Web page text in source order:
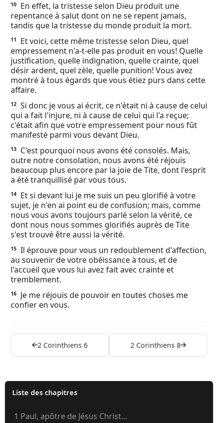
10
En effet, la tristesse selon Dieu produit une
repentance à salut dont on ne se repent jamais,
tandis que la tristesse du monde produit la mort.
11
Et voici, cette même tristesse selon Dieu, quel
empressement n'a-t-elle pas produit en vous! Quelle
justification, quelle indignation, quelle crainte, quel
désir ardent, quel zèle, quelle punition! Vous avez
montré à tous égards que vous étiez purs dans cette
affaire.
12 Si donc je vous ai écrit, ce n'était ni à cause de celui
qui a fait l'injure, ni à cause de celui qui l'a reçue;
c'était afin que votre empressement pour nous fût
manifesté parmi vous devant Dieu.
13
C'est pourquoi nous avons été consolés. Mais,
outre notre consolation, nous avons été réjouis
beaucoup plus encore par la joie de Tite, dont l'esprit
a été tranquillisé par vous tous.
14
Et si devant lui je me suis un peu glorifié à votre
sujet, je n'en ai point eu de confusion; mais, comme
nous vous avons toujours parlé selon la vérité, ce
dont nous nous sommes glorifiés auprès de Tite
s'est trouvé être aussi la vérité.
15 Il éprouve pour vous un redoublement d'affection,
au souvenir de votre obéissance à tous, et de
l'accueil que vous lui avez fait avec crainte et
tremblement.
16
Je me réjouis de pouvoir en toutes choses me
confier en vous.
2 Corinthiens 6 2 Corinthiens 8
Liste des chapitres
1 Paul, apôtre de Jésus Christ...